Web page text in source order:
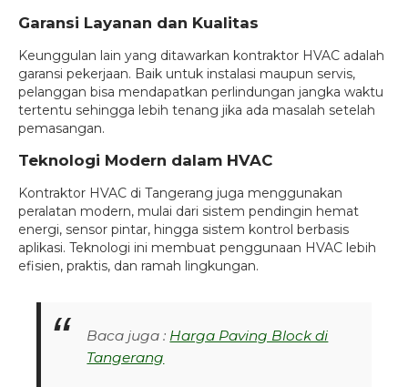
Garansi Layanan dan Kualitas
Keunggulan lain yang ditawarkan kontraktor HVAC adalah
garansi pekerjaan. Baik untuk instalasi maupun servis,
pelanggan bisa mendapatkan perlindungan jangka waktu
tertentu sehingga lebih tenang jika ada masalah setelah
pemasangan.
Teknologi Modern dalam HVAC
Kontraktor HVAC di Tangerang juga menggunakan
peralatan modern, mulai dari sistem pendingin hemat
energi, sensor pintar, hingga sistem kontrol berbasis
aplikasi. Teknologi ini membuat penggunaan HVAC lebih
efisien, praktis, dan ramah lingkungan.
Baca juga : Harga Paving Block di
Tangerang